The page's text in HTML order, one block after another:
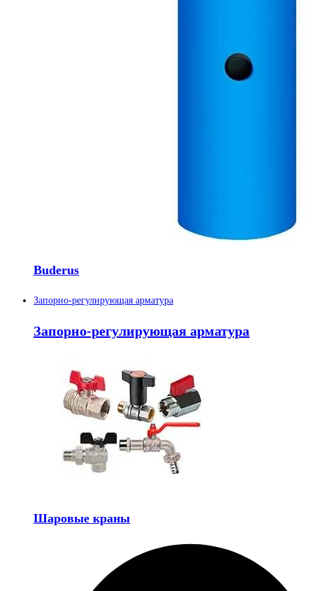
Buderus
Запорно-регулирующая арматура
Запорно-регулирующая арматура
Шаровые краны